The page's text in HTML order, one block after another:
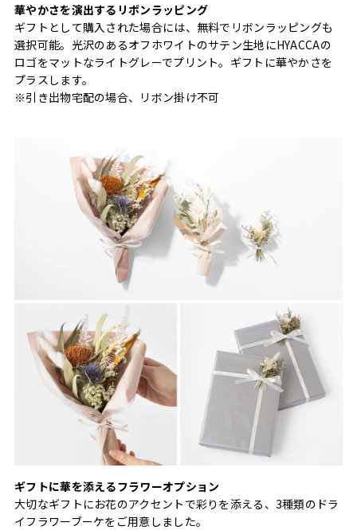
華やかさを演出するリボンラッピング
ギフトとして購入された場合には、無料でリボンラッピングも
選択可能。光沢のあるオフホワイトのサテン生地にHYACCAの
ロゴをマットなライトグレーでプリント。ギフトに華やかさを
プラスします。
※引き出物宅配の場合、リボン掛け不可
ギフトに華を添えるフラワーオプション
大切なギフトにお花のアクセントで彩りを添える、3種類のドラ
イフラワーブーケをご用意しました。